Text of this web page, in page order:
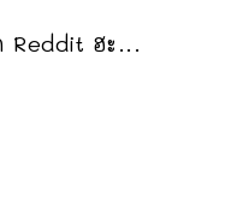
Reddit ฮะ...